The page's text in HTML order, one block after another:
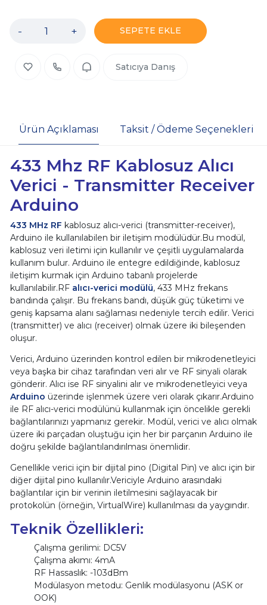
- + SEPETE EKLE
Satıcıya Danış
Ürün Açıklaması Taksit / Ödeme Seçenekleri
433 Mhz RF Kablosuz Alıcı
Verici - Transmitter Receiver
Arduino
433 MHz RF kablosuz alıcı-verici (transmitter-receiver),
Arduino ile kullanılabilen bir iletişim modülüdür.Bu modül,
kablosuz veri iletimi için kullanılır ve çeşitli uygulamalarda
kullanım bulur. Arduino ile entegre edildiğinde, kablosuz
iletişim kurmak için Arduino tabanlı projelerde
kullanılabilir.RF alıcı-verici modülü, 433 MHz frekans
bandında çalışır. Bu frekans bandı, düşük güç tüketimi ve
geniş kapsama alanı sağlaması nedeniyle tercih edilir. Verici
(transmitter) ve alıcı (receiver) olmak üzere iki bileşenden
oluşur.
Verici, Arduino üzerinden kontrol edilen bir mikrodenetleyici
veya başka bir cihaz tarafından veri alır ve RF sinyali olarak
gönderir. Alıcı ise RF sinyalini alır ve mikrodenetleyici veya
Arduino üzerinde işlenmek üzere veri olarak çıkarır.Arduino
ile RF alıcı-verici modülünü kullanmak için öncelikle gerekli
bağlantılarınızı yapmanız gerekir. Modül, verici ve alıcı olmak
üzere iki parçadan oluştuğu için her bir parçanın Arduino ile
doğru şekilde bağlantılandırılması önemlidir.
Genellikle verici için bir dijital pino (Digital Pin) ve alıcı için bir
diğer dijital pino kullanılır.Vericiyle Arduino arasındaki
bağlantılar için bir verinin iletilmesini sağlayacak bir
protokolün (örneğin, VirtualWire) kullanılması da yaygındır.
Teknik Özellikleri:
Çalışma gerilimi: DC5V
Çalışma akımı: 4mA
RF Hassaslık: -103dBm
Modülasyon metodu: Genlik modülasyonu (ASK or
OOK)